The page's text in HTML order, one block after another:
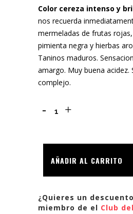
Color cereza intenso y
nos recuerda
mermeladas de frutas
pimienta negra y hierbas
Taninos maduros.
amargo. Muy buena acidez.
complejo.
Marqués
Red
AÑADIR AL CARRITO
¿Quieres un
miembro de el Club